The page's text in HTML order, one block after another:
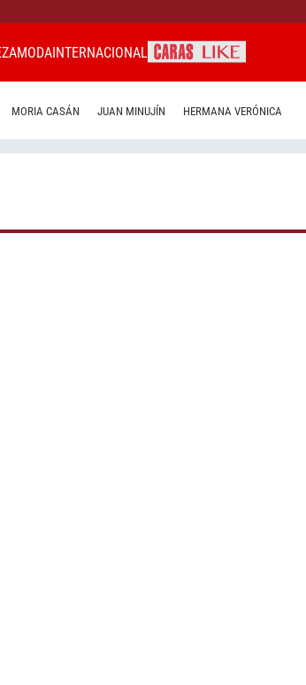
MODAINTERNACIONAL
MORIA CASÁN JUAN MINUJÍN HERMANA VERÓNICA